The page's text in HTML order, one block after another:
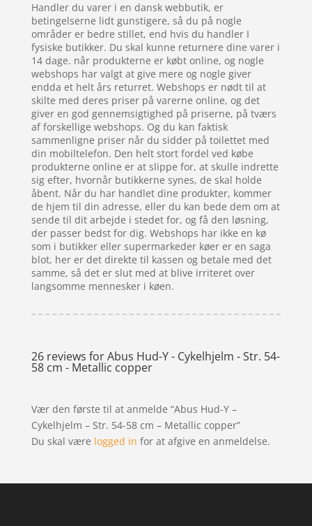
Handler du varer i en dansk webbutik, er
betingelserne lidt gunstigere, så du på nogle
områder er bedre stillet, end hvis du handler I
fysiske butikker. Du skal kunne returnere dine varer i
14 dage. når produkterne er købt online, og nogle
webshops har valgt at give mere og nogle giver
endda et helt års returret. Webshops er nødt til at
skilte med deres priser på varerne online, og det
giver en god gennemsigtighed på priserne, på tværs
af forskellige webshops. Og du kan faktisk
sammenligne priser når du sidder på toilettet med
din mobiltelefon. Den helt stort fordel ved købe
produkterne online er at slippe for, at skulle indrette
sig efter, hvornår butikkerne synes, de skal holde
åbent. Når du har handlet dine produkter, kommer
de hjem til din adresse, eller du kan bede dem om at
sende til dit arbejde i stedet for, og få den løsning,
der passer bedst for dig. Webshops har ikke en kø
som i butikker eller supermarkeder køer er en saga
blot, her er det direkte til kassen og betale med det
samme, så det er slut med at blive irriteret over
langsomme mennesker i køen.
26 reviews forAbus Hud-Y - Cykelhjelm - Str. 54-
58 cm - Metallic copper
Vær den første til at anmelde “Abus Hud-Y –
Cykelhjelm – Str. 54-58 cm – Metallic copper”
Du skal være logged in for at afgive en anmeldelse.